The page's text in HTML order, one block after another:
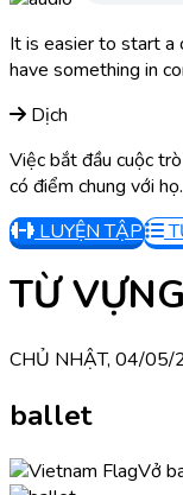
It is easier to start a
have something in
Dịch
Việc bắt đầu cuộc
có điểm chung với họ.
LUYỆN TẬP
TỪ
CHỦ NHẬT, 04/05/
ballet
Vở